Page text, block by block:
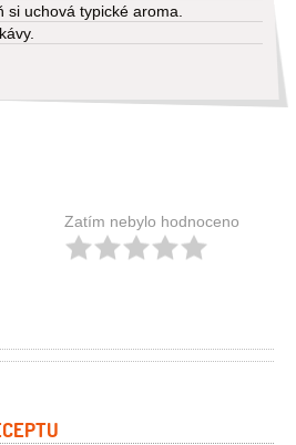
si uchová typické aroma.
Zatím nebylo hodnoceno